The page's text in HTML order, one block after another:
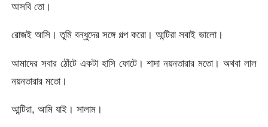
আসবি তো।
রোজই আসি। তুমি বন্ধুদের সঙ্গে গল্প করো। আন্টিরা সবাই ভালো।
আমাদের সবার ঠোঁটে একটা হাসি ফোটে। শাদা নয়নতারার মতো। অথবা লাল
নয়নতারার মতো।
আন্টিরা, আমি যাই। সালাম।